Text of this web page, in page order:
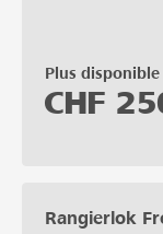
Plus disponible
CHF
Rangierlok